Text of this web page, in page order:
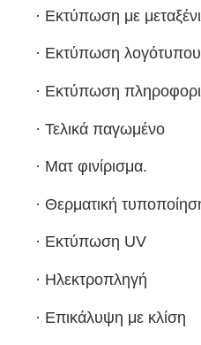
· Εκτύπωση με
· Εκτύπωση
· Εκτύπωση
· Τελικά παγωμένο
· Ματ φινίρισμα.
· Θερματική
· Εκτύπωση UV
· Ηλεκτροπληγή
· Επικάλυψη με κλίση